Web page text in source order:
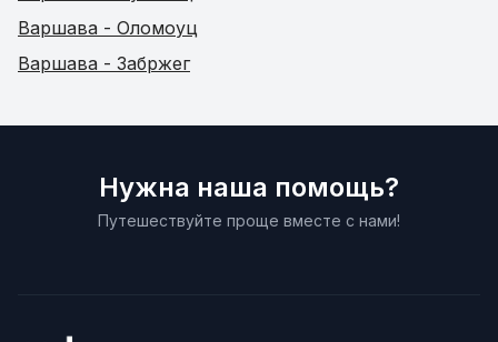
Варшава - Оломоуц
Варшава - Забржег
Нужна наша помощь?
Путешествуйте проще вместе с нами!